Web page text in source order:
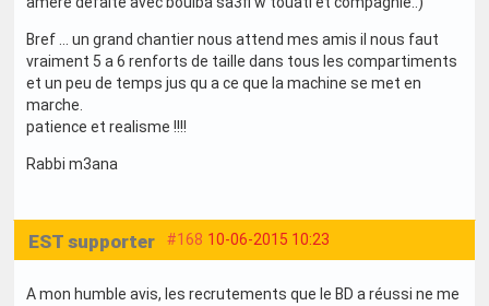
Bref ... un grand chantier nous attend mes amis il nous faut
vraiment 5 a 6 renforts de taille dans tous les compartiments
et un peu de temps jus qu a ce que la machine se met en
marche.
patience et realisme !!!!
Rabbi m3ana
#168 10-06-2015 10:23
EST supporter
A mon humble avis, les recrutements que le BD a réussi ne me